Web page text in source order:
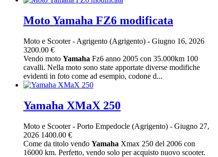
Moto Yamaha FZ6 modificata
Moto e Scooter- Agrigento (Agrigento) - Giugno 16, 2026
3200.00 €
Vendo moto Yamaha Fz6 anno 2005 con 35.000km 100
cavalli. Nella moto sono state apportate diverse modifiche
evidenti in foto come ad esempio, codone d...
Yamaha XMaX 250
Moto e Scooter- Porto Empedocle (Agrigento) - Giugno 27,
2026 1400.00 €
Come da titolo vendo Yamaha Xmax 250 del 2006 con
16000 km. Perfetto, vendo solo per acquisto nuovo scooter.